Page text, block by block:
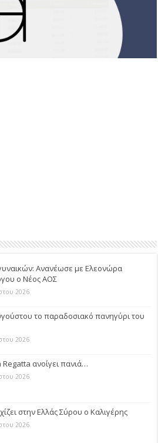
Ανανέωσε με Ελεονώρα
ο Νέος ΑΟΣ
2026
το παραδοσιακό πανηγύρι του
2026
ανοίγει πανιά…
2026
στην Ελλάς Σύρου ο Καλιγέρης
2026